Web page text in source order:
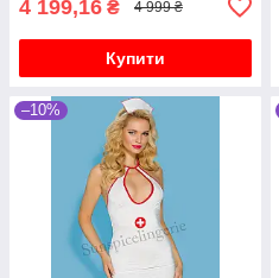
4 199,16 ₴ 4 999 ₴
Купити
–10%